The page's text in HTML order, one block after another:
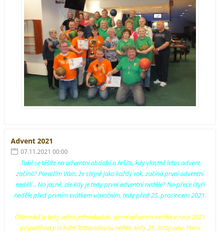
Advent 2021
07.11.2021 00:00
Také se těšíte na adventní období a řešíte, kdy vlastně letos advent
začíná? Poradím Vám, že stejně jako každý rok, začíná první adventní
nedělí... No jasně, ale kdy je tedy první adventní neděle? No přece čtyři
neděle před prvním svátkem vánočním, tedy před 25. prosincem 2021.
Odpověď je tedy velmi jednoduchá - první adventní neděle v roce 2021
připadá na poslední listopadovou neděli, tedy 28. listopadu. První